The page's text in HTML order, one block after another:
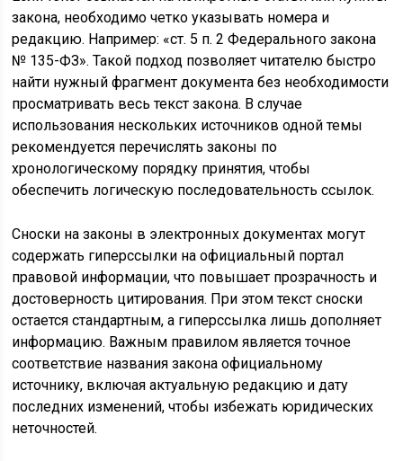
закона, необходимо четко указывать номера и
редакцию. Например: «ст. 5 п. 2 Федерального закона
№ 135-ФЗ». Такой подход позволяет читателю быстро
найти нужный фрагмент документа без необходимости
просматривать весь текст закона. В случае
использования нескольких источников одной темы
рекомендуется перечислять законы по
хронологическому порядку принятия, чтобы
обеспечить логическую последовательность ссылок.
Сноски на законы в электронных документах могут
содержать гиперссылки на официальный портал
правовой информации, что повышает прозрачность и
достоверность цитирования. При этом текст сноски
остается стандартным, а гиперссылка лишь дополняет
информацию. Важным правилом является точное
соответствие названия закона официальному
источнику, включая актуальную редакцию и дату
последних изменений, чтобы избежать юридических
неточностей.